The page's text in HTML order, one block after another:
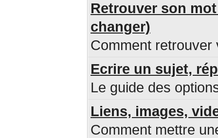
Retrouver son
changer)
Comment retrouver
Ecrire un sujet,
Le guide des
Liens, images,
Comment mettre